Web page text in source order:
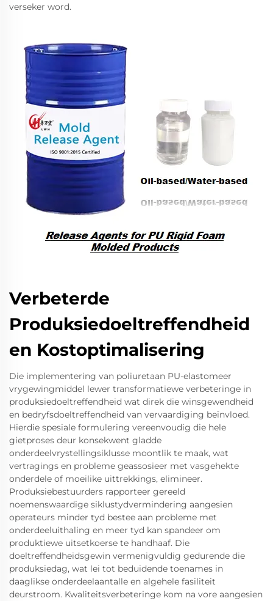
verseker word.
Verbeterde
Produksiedoeltreffendheid
en Kostoptimalisering
Die implementering van poliuretaan PU-elastomeer
vrygewingmiddel lewer transformatiewe verbeteringe in
produksiedoeltreffendheid wat direk die winsgewendheid
en bedryfsdoeltreffendheid van vervaardiging beïnvloed.
Hierdie spesiale formulering vereenvoudig die hele
gietproses deur konsekwent gladde
onderdeelvrystellingsiklusse moontlik te maak, wat
vertragings en probleme geassosieer met vasgehekte
onderdele of moeilike uittrekkings, elimineer.
Produksiebestuurders rapporteer gereeld
noemenswaardige siklustydvermindering aangesien
operateurs minder tyd bestee aan probleme met
onderdeeluithaling en meer tyd kan spandeer om
produktiewe uitsetkoerse te handhaaf. Die
doeltreffendheidsgewin vermenigvuldig gedurende die
produksiedag, wat lei tot beduidende toenames in
daaglikse onderdeelaantalle en algehele fasiliteit
deurstroom. Kwaliteitsverbeteringe kom na vore aangesien